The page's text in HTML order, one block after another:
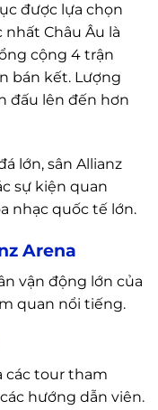
được lựa chọn
Châu Âu là
cộng 4 trận
bán kết. Lượng
đấu lên đến hơn
lớn, sân Allianz
sự kiện quan
nhạc quốc tế lớn.
Arena
vận động lớn của
quan nổi tiếng.
các tour tham
hướng dẫn viên.